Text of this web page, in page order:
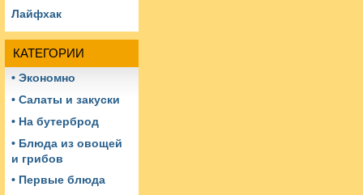
Лайфхак
КАТЕГОРИИ
• Экономно
• Салаты и закуски
• На бутерброд
• Блюда из овощей
и грибов
• Первые блюда